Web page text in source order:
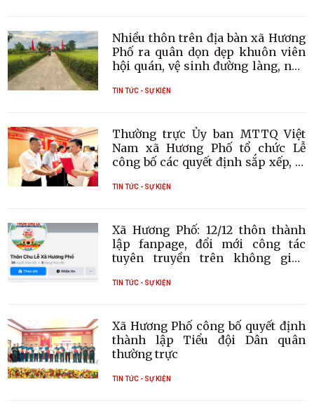
Liệt sĩ, thể hiện lòng biết ơn sâu sắc đối
với các anh hùng liệt sĩ, thương binh, bệnh
binh và người có công với cách mạng.
Nhiều thôn trên địa bàn xã Hương
Phố ra quân dọn dẹp khuôn viên
hội quán, vệ sinh đường làng, ngõ
TIN TỨC - SỰ KIỆN
Thường trực Ủy ban MTTQ Việt
Nam xã Hương Phố tổ chức Lễ
công bố các quyết định sắp xếp, tổ
trên địa bàn
TIN TỨC - SỰ KIỆN
Xã Hương Phố: 12/12 thôn thành
lập fanpage, đổi mới công tác
tuyên truyền trên không gian
TIN TỨC - SỰ KIỆN
Xã Hương Phố công bố quyết định
thành lập Tiểu đội Dân quân
thường trực
TIN TỨC - SỰ KIỆN